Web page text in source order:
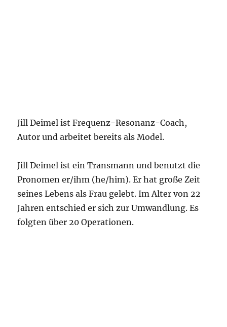
Jill Deimel ist Frequenz-Resonanz-Coach,
Autor und arbeitet bereits als Model.
Jill Deimel ist ein Transmann und benutzt die
Pronomen er/ihm (he/him). Er hat große Zeit
seines Lebens als Frau gelebt. Im Alter von 22
Jahren entschied er sich zur Umwandlung. Es
folgten über 20 Operationen.